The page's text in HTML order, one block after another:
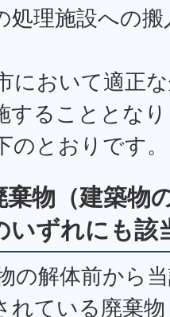
処理施設への
において適正
することとな
のとおりです。
棄物（建築物
いずれにも該
の解体前から
れている廃棄物